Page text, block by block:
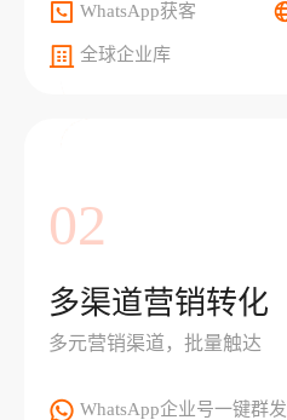
WhatsApp获客
全球企业库
02
多渠道营销转化
多元营销渠道，批量触达
WhatsApp企业号一键群发